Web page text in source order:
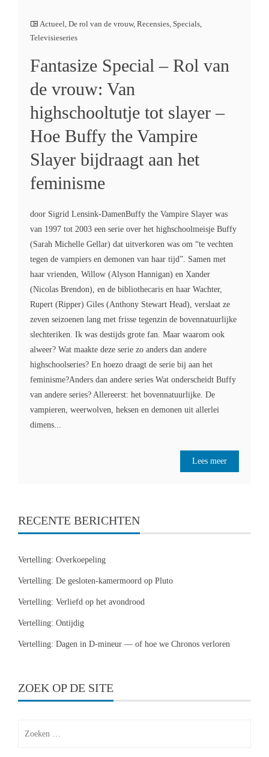
Actueel, De rol van de vrouw, Recensies, Specials,
Televisieseries
Fantasize Special – Rol van
de vrouw: Van
highschooltutje tot slayer –
Hoe Buffy the Vampire
Slayer bijdraagt aan het
feminisme
door Sigrid Lensink-DamenBuffy the Vampire Slayer was
van 1997 tot 2003 een serie over het highschoolmeisje Buffy
(Sarah Michelle Gellar) dat uitverkoren was om “te vechten
tegen de vampiers en demonen van haar tijd”. Samen met
haar vrienden, Willow (Alyson Hannigan) en Xander
(Nicolas Brendon), en de bibliothecaris en haar Wachter,
Rupert (Ripper) Giles (Anthony Stewart Head), verslaat ze
zeven seizoenen lang met frisse tegenzin de bovennatuurlijke
slechteriken. Ik was destijds grote fan. Maar waarom ook
alweer? Wat maakte deze serie zo anders dan andere
highschoolseries? En hoezo draagt de serie bij aan het
feminisme?Anders dan andere series Wat onderscheidt Buffy
van andere series? Allereerst: het bovennatuurlijke. De
vampieren, weerwolven, heksen en demonen uit allerlei
dimens...
Lees meer
RECENTE BERICHTEN
Vertelling: Overkoepeling
Vertelling: De gesloten-kamermoord op Pluto
Vertelling: Verliefd op het avondrood
Vertelling: Ontijdig
Vertelling: Dagen in D-mineur — of hoe we Chronos verloren
ZOEK OP DE SITE